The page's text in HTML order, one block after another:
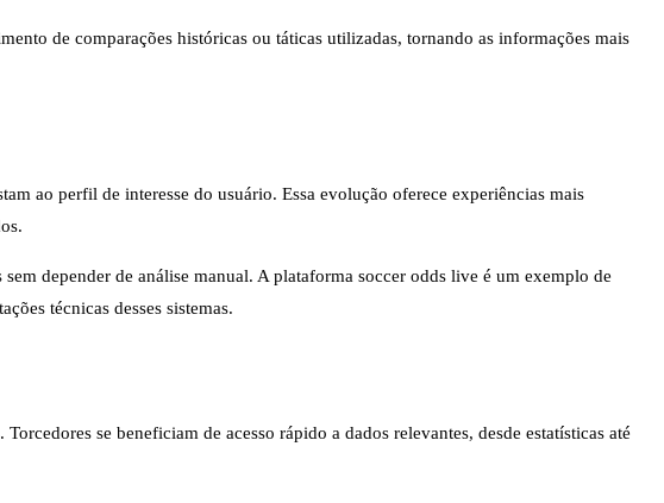
de comparações históricas ou táticas utilizadas, tornando as informações mais
ao perfil de interesse do usuário. Essa evolução oferece experiências mais
depender de análise manual. A plataforma soccer odds live é um exemplo de
técnicas desses sistemas.
se beneficiam de acesso rápido a dados relevantes, desde estatísticas até